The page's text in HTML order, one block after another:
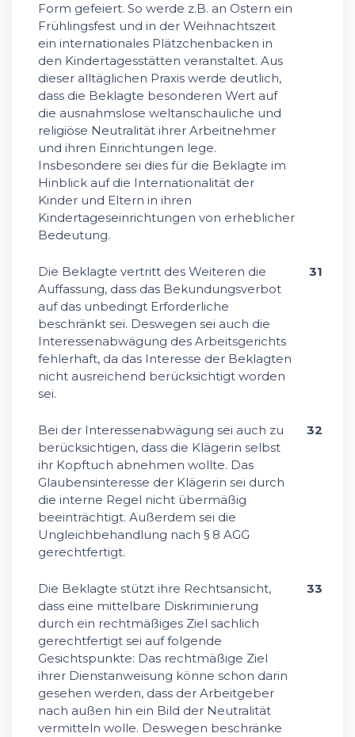
Form gefeiert. So werde z.B. an Ostern ein
Frühlingsfest und in der Weihnachtszeit
ein internationales Plätzchenbacken in
den Kindertagesstätten veranstaltet. Aus
dieser alltäglichen Praxis werde deutlich,
dass die Beklagte besonderen Wert auf
die ausnahmslose weltanschauliche und
religiöse Neutralität ihrer Arbeitnehmer
und ihren Einrichtungen lege.
Insbesondere sei dies für die Beklagte im
Hinblick auf die Internationalität der
Kinder und Eltern in ihren
Kindertageseinrichtungen von erheblicher
Bedeutung.
Die Beklagte vertritt des Weiteren die
Auffassung, dass das Bekundungsverbot
auf das unbedingt Erforderliche
beschränkt sei. Deswegen sei auch die
Interessenabwägung des Arbeitsgerichts
fehlerhaft, da das Interesse der Beklagten
nicht ausreichend berücksichtigt worden
sei.
31
Bei der Interessenabwägung sei auch zu
berücksichtigen, dass die Klägerin selbst
ihr Kopftuch abnehmen wollte. Das
Glaubensinteresse der Klägerin sei durch
die interne Regel nicht übermäßig
beeinträchtigt. Außerdem sei die
Ungleichbehandlung nach § 8 AGG
gerechtfertigt.
32
Die Beklagte stützt ihre Rechtsansicht,
dass eine mittelbare Diskriminierung
durch ein rechtmäßiges Ziel sachlich
gerechtfertigt sei auf folgende
Gesichtspunkte: Das rechtmäßige Ziel
ihrer Dienstanweisung könne schon darin
gesehen werden, dass der Arbeitgeber
nach außen hin ein Bild der Neutralität
vermitteln wolle. Deswegen beschränke
33